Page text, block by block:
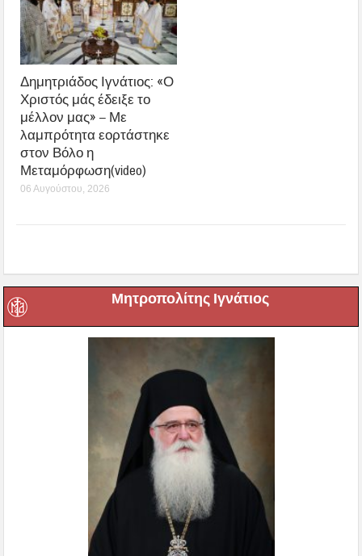
Δημητριάδος Ιγνάτιος: «Ο
Χριστός μάς έδειξε το
μέλλον μας» – Με
λαμπρότητα εορτάστηκε
στον Βόλο η
Μεταμόρφωση(video)
06 Αυγούστου, 2026
Μητροπολίτης Ιγνάτιος